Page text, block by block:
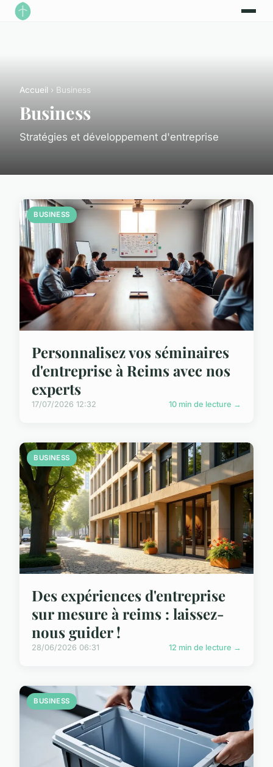
Accueil › Business
Business
Stratégies et développement d'entreprise
BUSINESS
Personnalisez vos séminaires
d'entreprise à Reims avec nos
experts
17/07/2026 12:32 10 min de lecture →
BUSINESS
Des expériences d'entreprise
sur mesure à reims : laissez-
nous guider !
28/06/2026 06:31 12 min de lecture →
BUSINESS